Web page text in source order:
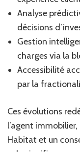
Analyse
décisions
Gestion
charges via la
Accessibilité
par la
Ces évolutions
l’agent
Habitat et un